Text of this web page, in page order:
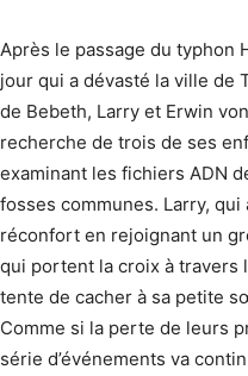
Après le passage du typhon
jour qui a dévasté la ville de
de Bebeth, Larry et Erwin
recherche de trois de ses
examinant les fichiers ADN
fosses communes. Larry,
réconfort en rejoignant un
qui portent la croix à travers
tente de cacher à sa petite
Comme si la perte de leurs
série d’événements va